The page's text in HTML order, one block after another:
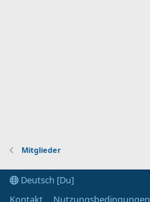
Mitglieder
Deutsch [Du]
Kontakt
Nutzungsbedingungen